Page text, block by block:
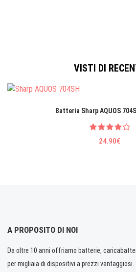
VISTI DI
Batteria Sharp AQUOS
24.90€
A PROPOSITO DI NOI
Da oltre 10 anni offriamo batterie,
per migliaia di dispositivi a prezzi vantaggiosi.